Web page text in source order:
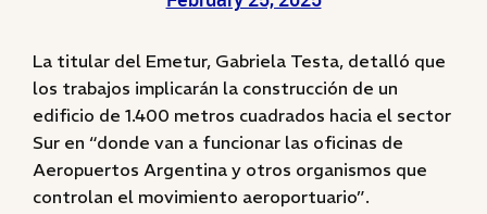
La titular del Emetur, Gabriela Testa, detalló que
los trabajos implicarán la construcción de un
edificio de 1.400 metros cuadrados hacia el sector
Sur en “donde van a funcionar las oficinas de
Aeropuertos Argentina y otros organismos que
controlan el movimiento aeroportuario”.